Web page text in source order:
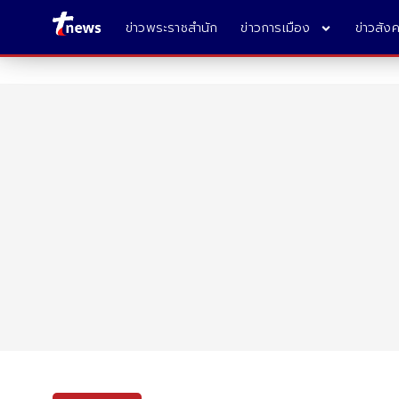
ข่าวพระราชสำนัก ข่าวการเมือง ข่าวสัง